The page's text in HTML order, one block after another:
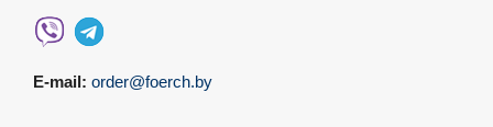
E-mail: order@foerch.by